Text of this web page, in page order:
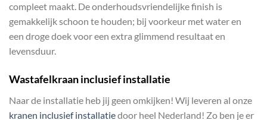
compleet maakt. De onderhoudsvriendelijke finish is
gemakkelijk schoon te houden; bij voorkeur met water en
een droge doek voor een extra glimmend resultaat en
levensduur.
Wastafelkraan inclusief installatie
Naar de installatie heb jij geen omkijken! Wij leveren al onze
kranen inclusief installatiedoor heel Nederland! Zo ben je er